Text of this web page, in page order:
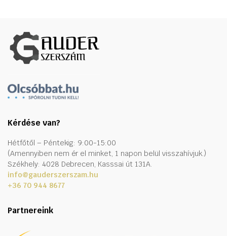
Kérdése van?
Hétfőtől – Péntekig: 9:00-15:00
(Amennyiben nem ér el minket, 1 napon belül visszahívjuk.)
Székhely: 4028 Debrecen, Kasssai út 131A.
info@gauderszerszam.hu
+36 70 944 8677
Partnereink